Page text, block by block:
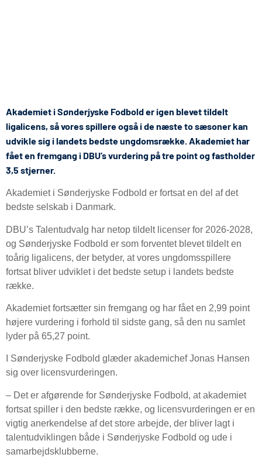
Akademiet i Sønderjyske Fodbold er igen blevet tildelt
ligalicens, så vores spillere også i de næste to sæsoner kan
udvikle sig i landets bedste ungdomsrække. Akademiet har
fået en fremgang i DBU’s vurdering på tre point og fastholder
3,5 stjerner.
Akademiet i Sønderjyske Fodbold er fortsat en del af det
bedste selskab i Danmark.
DBU’s Talentudvalg har netop tildelt licenser for 2026-2028,
og Sønderjyske Fodbold er som forventet blevet tildelt en
toårig ligalicens, der betyder, at vores ungdomsspillere
fortsat bliver udviklet i det bedste setup i landets bedste
række.
Akademiet fortsætter sin fremgang og har fået en 2,99 point
højere vurdering i forhold til sidste gang, så den nu samlet
lyder på 65,27 point.
I Sønderjyske Fodbold glæder akademichef Jonas Hansen
sig over licensvurderingen.
– Det er afgørende for Sønderjyske Fodbold, at akademiet
fortsat spiller i den bedste række, og licensvurderingen er en
vigtig anerkendelse af det store arbejde, der bliver lagt i
talentudviklingen både i Sønderjyske Fodbold og ude i
samarbejdsklubberne.